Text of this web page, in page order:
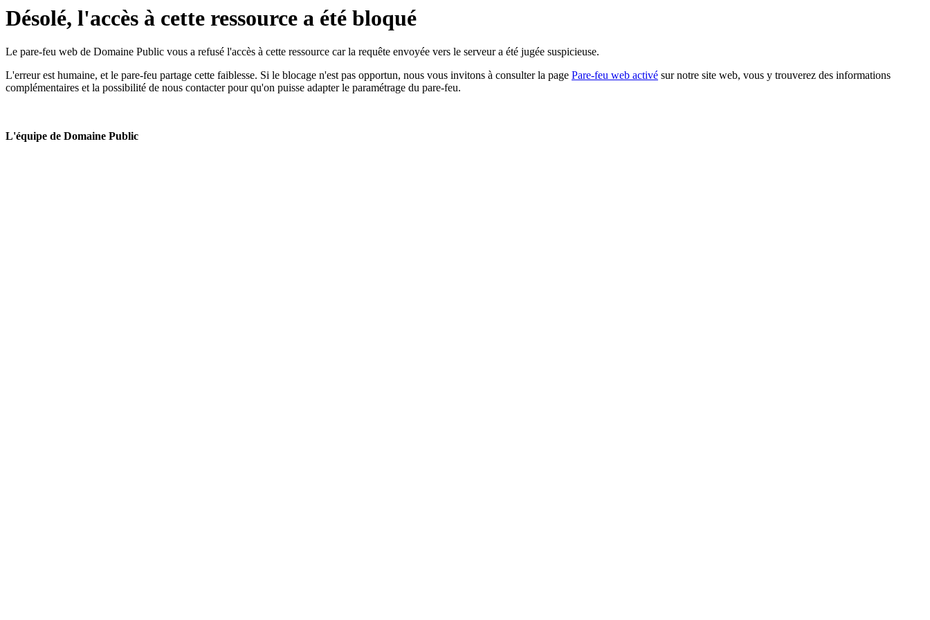
Désolé, l'accès à cette ressource a été bloqué
Le pare-feu web de Domaine Public vous a refusé l'accès à cette ressource car la requête envoyée vers le serveur a été jugée suspicieuse.
L'erreur est humaine, et le pare-feu partage cette faiblesse. Si le blocage n'est pas opportun, nous vous invitons à consulter la page Pare-feu web activé sur notre site web, vous y trouverez des informations
complémentaires et la possibilité de nous contacter pour qu'on puisse adapter le paramétrage du pare-feu.
L'équipe de Domaine Public